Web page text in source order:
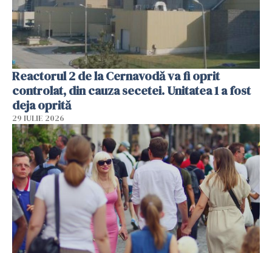
Reactorul 2 de la Cernavodă va fi oprit
controlat, din cauza secetei. Unitatea 1 a fost
deja oprită
29 IULIE 2026